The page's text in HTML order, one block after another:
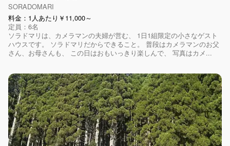
SORADOMARI
料金：1人あたり￥11,000～
定員：6名
ソラドマリは、カメラマンの夫婦が営む、 1日1組限定の小さなゲスト
ハウスです。 ソラドマリだからできること。 普段はカメラマンのお父
さん、お母さんも、 この日はおもいっきり楽しんで、 写真はカメ...